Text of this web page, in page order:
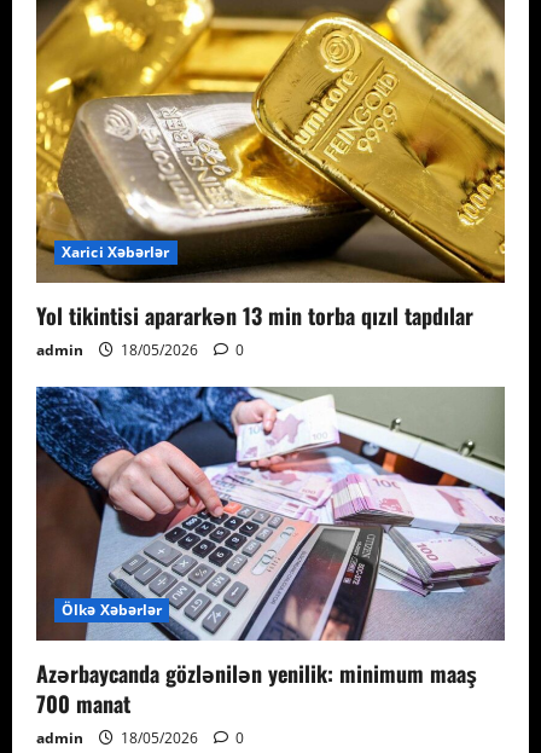
Xarici Xəbərlər
Yol tikintisi apararkən 13 min torba qızıl tapdılar
admin 18/05/2026 0
Ölkə Xəbərlər
Azərbaycanda gözlənilən yenilik: minimum maaş
700 manat
admin 18/05/2026 0